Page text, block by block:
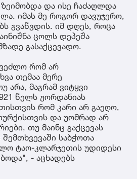
ბოტანიკური მეცნიერების
ეს გმირი
ვიხსენებთ გმირ ნიკო
კვინიტაძის მსგავსად
და დარჩა. არ ვიხსენებთ
სტეფანე ახმეტელს, რომელიც
მათ შორის, დარჩა
რომელმაც დააარსა
მერე დახვრიტეს. მათ
და რაზე ვლაპარაკობთ.
საზოგადოებაში იყო
საიმპერიო არმიის
და ისე ჩაძაღლდა
იმას მე როგორ დავუჯერო,
გვაწვდის. იმ დღეს, როცა
ცოლს დეპეშა
გასაქცევადო.